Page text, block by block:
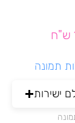
תמונה
ישירות